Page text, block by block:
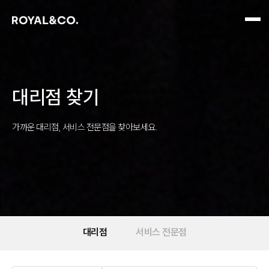
대리점 찾기
가까운 대리점, 서비스 전문점을 찾아보세요.
대리점 서비스 전문점